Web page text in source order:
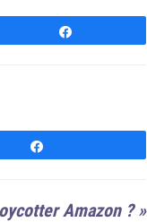
Amazon ?»